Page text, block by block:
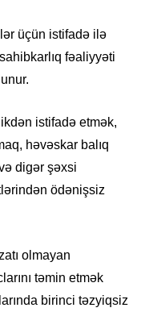
üçün istifadə ilə
fəaliyyəti
istifadə etmək,
həvəskar balıq
digər şəxsi
ödənişsiz
olmayan
təmin etmək
birinci təzyiqsiz